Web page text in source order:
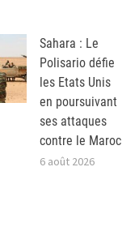
Sahara : Le
Polisario défie
les Etats Unis
en poursuivant
ses attaques
contre le Maroc
6 août 2026